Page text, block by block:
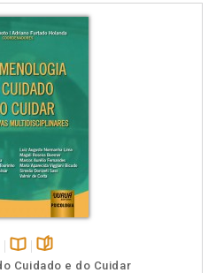
Disponível
páginas
Cuidado e do Cuidar